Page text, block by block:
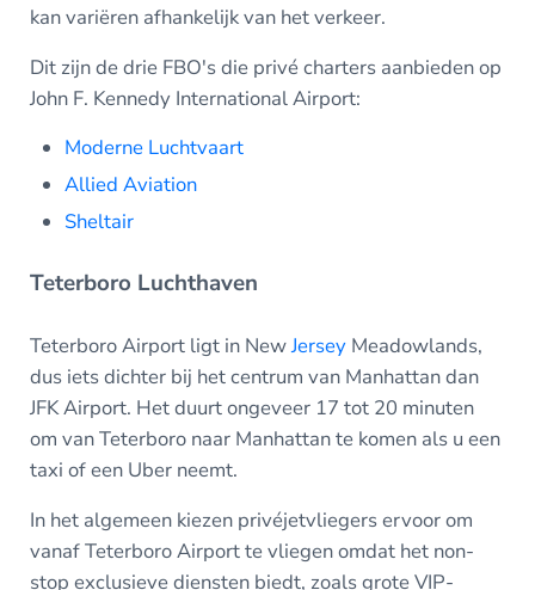
kan variëren afhankelijk van het verkeer.
Dit zijn de drie FBO's die privé charters aanbieden op
John F. Kennedy International Airport:
Moderne Luchtvaart
Allied Aviation
Sheltair
Teterboro Luchthaven
Teterboro Airport ligt in NewJerseyMeadowlands,
dus iets dichter bij het centrum van Manhattan dan
JFK Airport. Het duurt ongeveer 17 tot 20 minuten
om van Teterboro naar Manhattan te komen als u een
taxi of een Uber neemt.
In het algemeen kiezen privéjetvliegers ervoor om
vanaf Teterboro Airport te vliegen omdat het non-
stop exclusieve diensten biedt, zoals grote VIP-